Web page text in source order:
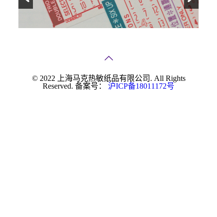
© 2022 上海马克热敏纸品有限公司. All Rights
Reserved. 备案号：
沪ICP备18011172号